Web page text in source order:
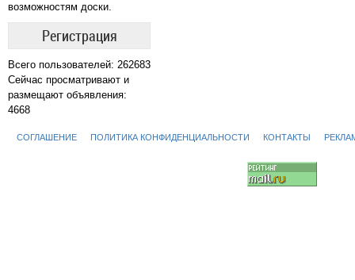
возможностям доски.
Регистрация
Всего пользователей: 262683
Сейчас просматривают и
размещают объявления:
4668
СОГЛАШЕНИЕ ПОЛИТИКА КОНФИДЕНЦИАЛЬНОСТИ КОНТАКТЫ